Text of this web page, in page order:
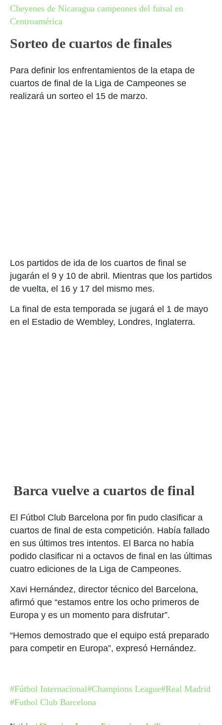
Cheyenes de Nicaragua campeones del futsal en
Centroamérica
Sorteo de cuartos de finales
Para definir los enfrentamientos de la etapa de
cuartos de final de la Liga de Campeones se
realizará un sorteo el 15 de marzo.
Los partidos de ida de los cuartos de final se
jugarán el 9 y 10 de abril. Mientras que los partidos
de vuelta, el 16 y 17 del mismo mes.
La final de esta temporada se jugará el 1 de mayo
en el Estadio de Wembley, Londres, Inglaterra.
Barca vuelve a cuartos de final
El Fútbol Club Barcelona por fin pudo clasificar a
cuartos de final de esta competición. Había fallado
en sus últimos tres intentos. El Barca no había
podido clasificar ni a octavos de final en las últimas
cuatro ediciones de la Liga de Campeones.
Xavi Hernández, director técnico del Barcelona,
afirmó que “estamos entre los ocho primeros de
Europa y es un momento para disfrutar”.
“Hemos demostrado que el equipo está preparado
para competir en Europa”, expresó Hernández.
#Fútbol Internacional#Champions League#Real Madrid
#Futbol Club Barcelona